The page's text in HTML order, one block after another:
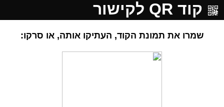
קוד QR לקישור
שמרו את תמונת הקוד, העתיקו אותה, או סרקו: